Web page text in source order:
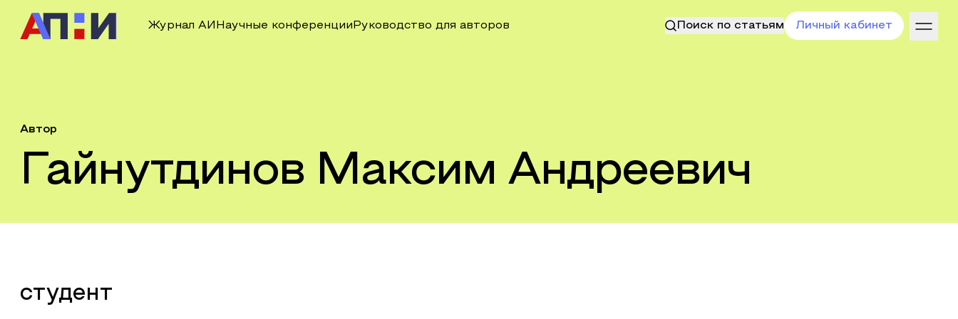
Журнал АИ Научные конференции Руководство для авторов Поиск по статьям Личный кабинет
Автор
Гайнутдинов Максим Андреевич
студент